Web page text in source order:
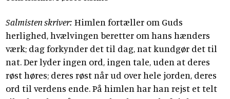
Salmisten skriver: Himlen fortæller om Guds
herlighed, hvælvingen beretter om hans hænders
værk; dag forkynder det til dag, nat kundgør det til
nat. Der lyder ingen ord, ingen tale, uden at deres
røst høres; deres røst når ud over hele jorden, deres
ord til verdens ende. På himlen har han rejst et telt